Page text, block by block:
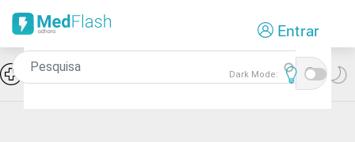
o
principal
Entrar
Icon Hiponatremia e SIADH Dark Mode: